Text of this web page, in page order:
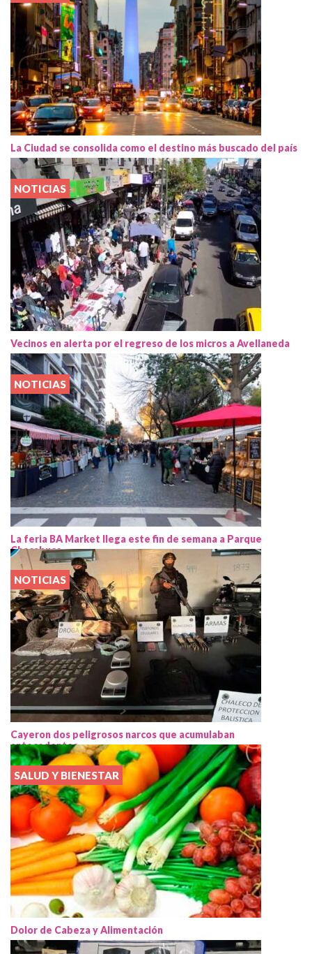
La Ciudad se consolida como el destino más buscado del país
NOTICIAS
Vecinos en alerta por el regreso de los micros a Avellaneda
NOTICIAS
La feria BA Market llega este fin de semana a Parque
Chacabuco
NOTICIAS
Cayeron dos peligrosos narcos que acumulaban
antecedentes
SALUD Y BIENESTAR
Dolor de Cabeza y Alimentación